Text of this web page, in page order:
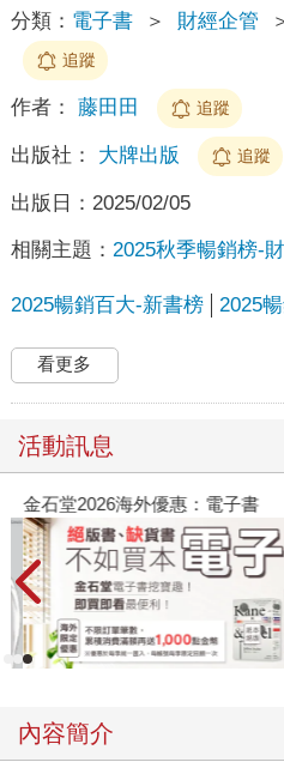
分類： 電子書 ＞ 財經企管
追蹤
作者： 藤田田 追蹤
出版社： 大牌出版 追蹤
出版日： 2025/02/05
相關主題： 2025秋季暢銷榜-
2025暢銷百大-新書榜 2025
看更多
活動訊息
金石堂2026海外優惠：電子書
內容簡介